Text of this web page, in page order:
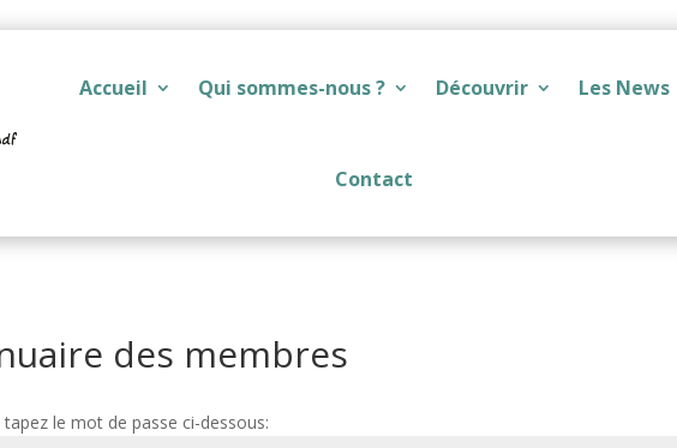
Accueil Qui sommes-nous ? Découvrir Les News
Contact
des membres
le mot de passe ci-dessous: